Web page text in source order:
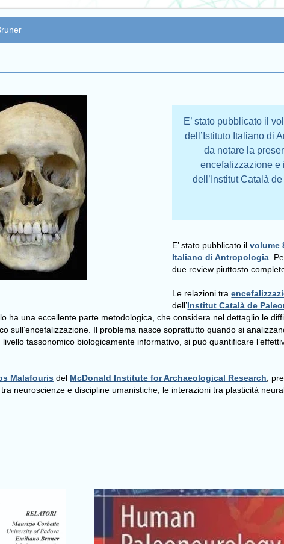
E’ stato pubblicato il
dell’Istituto Italiano di
da notare la
encefalizzazione e
dell’Institut Català
E’ stato pubblicato ilvolume
Italiano di Antropologia .
due review piuttosto
Le relazioni tra
dell’Institut Català de
ha una eccellente parte metodologica, che considera nel dettaglio le
sull’encefalizzazione. Il problema nasce soprattutto quando si
tassonomico biologicamente informativo, si può quantificare
Malafouris del McDonald Institute for Archaeological Research ,
neuroscienze e discipline umanistiche, le interazioni tra plasticità